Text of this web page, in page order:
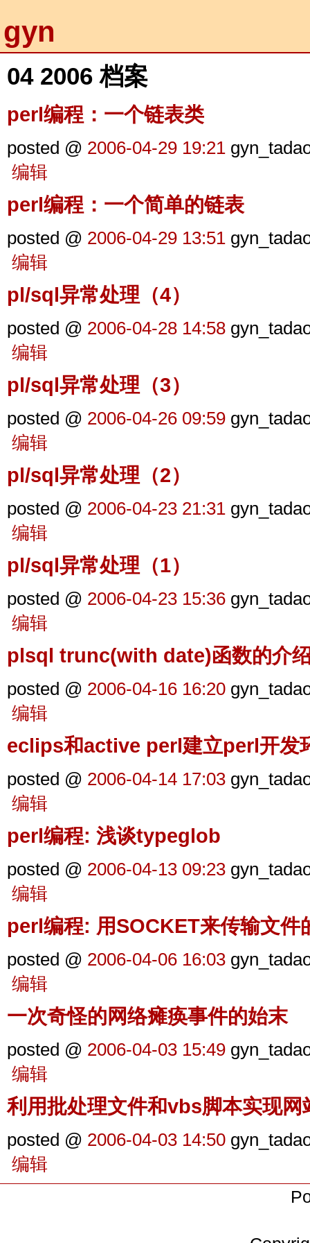
gyn
04 2006 档案
perl编程：一个链表类
posted @ 2006-04-29 19:21
编辑
perl编程：一个简单的链表
posted @ 2006-04-29 13:51
编辑
pl/sql异常处理（4）
posted @ 2006-04-28 14:58
编辑
pl/sql异常处理（3）
posted @ 2006-04-26 09:59
编辑
pl/sql异常处理（2）
posted @ 2006-04-23 21:31
编辑
pl/sql异常处理（1）
posted @ 2006-04-23 15:36
编辑
plsql trunc(with date)函数的介
posted @ 2006-04-16 16:20
编辑
eclips和active perl建立perl开发
posted @ 2006-04-14 17:03
编辑
perl编程: 浅谈typeglob
posted @ 2006-04-13 09:23
编辑
perl编程: 用SOCKET来传输文件
posted @ 2006-04-06 16:03
编辑
一次奇怪的网络瘫痪事件的始末
posted @ 2006-04-03 15:49
编辑
利用批处理文件和vbs脚本实现网
posted @ 2006-04-03 14:50
编辑